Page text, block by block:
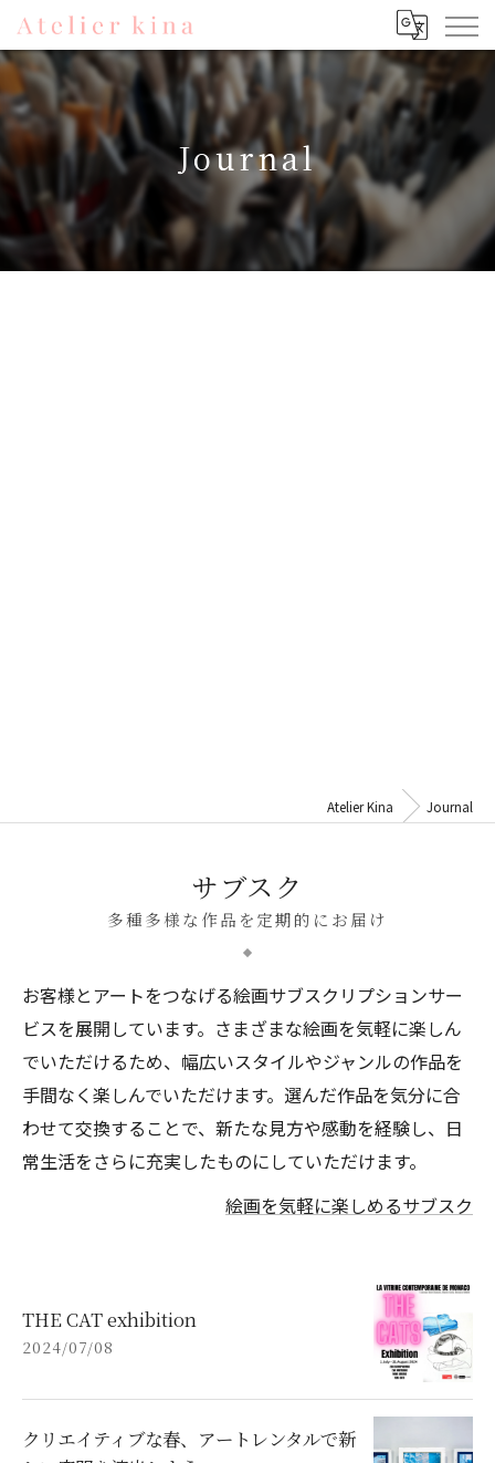
Journal
Atelier Kina Journal
サブスク
多種多様な作品を定期的にお届け
お客様とアートをつなげる絵画サブスクリプションサー
ビスを展開しています。さまざまな絵画を気軽に楽しん
でいただけるため、幅広いスタイルやジャンルの作品を
手間なく楽しんでいただけます。選んだ作品を気分に合
わせて交換することで、新たな見方や感動を経験し、日
常生活をさらに充実したものにしていただけます。
絵画を気軽に楽しめるサブスク
THE CAT exhibition
2024/07/08
クリエイティブな春、アートレンタルで新